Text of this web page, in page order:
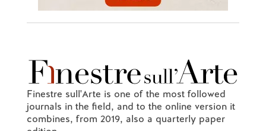
Finestre sull'Arte is one of the most followed
journals in the field, and to the online version it
combines, from 2019, also a quarterly paper